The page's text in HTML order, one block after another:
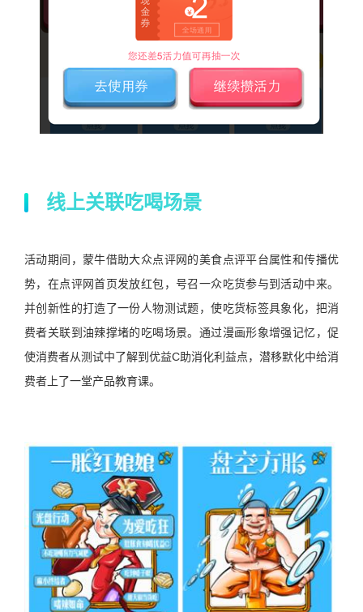
线上关联吃喝场景
活动期间，蒙牛借助大众点评网的美食点评平台属性和传播优
势，在点评网首页发放红包，号召一众吃货参与到活动中来。
并创新性的打造了一份人物测试题，使吃货标签具象化，把消
费者关联到油辣撑堵的吃喝场景。通过漫画形象增强记忆，促
使消费者从测试中了解到优益C助消化利益点，潜移默化中给消
费者上了一堂产品教育课。